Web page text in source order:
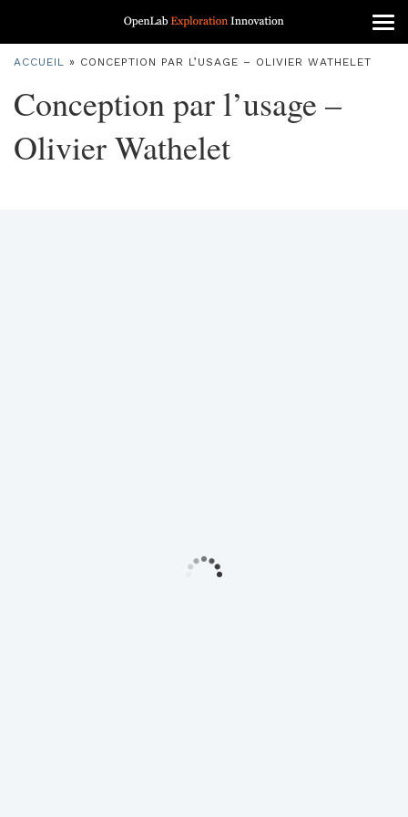
ACCUEIL » CONCEPTION PAR L’USAGE – OLIVIER WATHELET
Conception par l’usage –
Olivier Wathelet